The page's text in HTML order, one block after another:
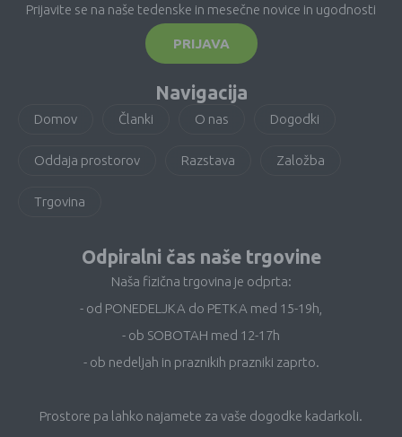
Prijavite se na naše tedenske in mesečne novice in ugodnosti
PRIJAVA
Navigacija
Domov Članki O nas Dogodki
Oddaja prostorov Razstava Založba
Trgovina
Odpiralni čas naše trgovine
Naša fizična trgovina je odprta:
- od PONEDELJKA do PETKA med 15-19h,
- ob SOBOTAH med 12-17h
- ob nedeljah in praznikih prazniki zaprto.
Prostore pa lahko najamete za vaše dogodke kadarkoli.